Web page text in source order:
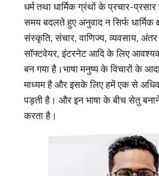
धर्म तथा धार्मिक ग्रंथों के प्रचार-
समय बदलते हुए अनुवाद न सिर्फ धार्मिक
संस्कृति, संचार, वाणिज्य, व्यवसाय,
सॉफ्टवेयर, इंटरनेट आदि के लिए आवश्यक
बन गया है।भाषा मनुष्य के विचारों के
माध्यम है और इसके लिए हमें एक से
पड़ती है। और इन भाषा के बीच सेतु
करता है।